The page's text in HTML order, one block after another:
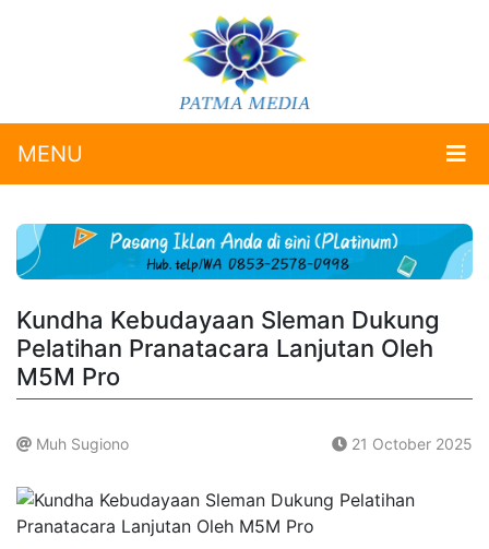
MENU
Kundha Kebudayaan Sleman Dukung
Pelatihan Pranatacara Lanjutan Oleh
M5M Pro
Muh Sugiono 21 October 2025